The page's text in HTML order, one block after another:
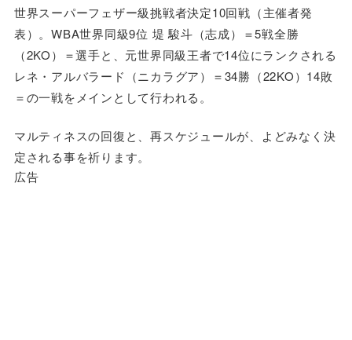
世界スーパーフェザー級挑戦者決定10回戦（主催者発
表）。WBA世界同級9位 堤 駿斗（志成）＝5戦全勝
（2KO）＝選手と、元世界同級王者で14位にランクされる
レネ・アルバラード（ニカラグア）＝34勝（22KO）14敗
＝の一戦をメインとして行われる。
マルティネスの回復と、再スケジュールが、よどみなく決
定される事を祈ります。
広告